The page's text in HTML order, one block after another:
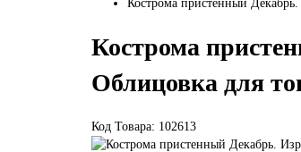
Кострома пристенный
Кострома
Облицовка для
Код Товара: 102613